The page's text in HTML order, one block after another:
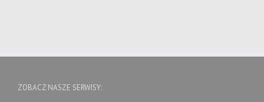
ZOBACZ NASZE SERWISY: